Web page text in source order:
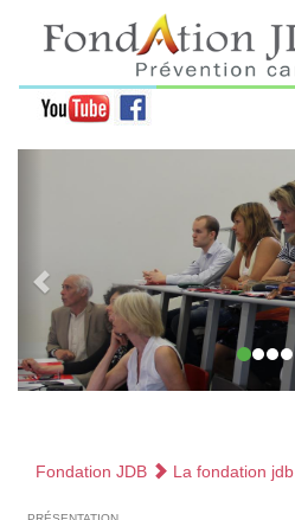
Fondation JDB La fondation jdb